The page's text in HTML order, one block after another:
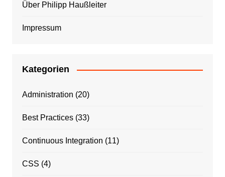
Über Philipp Haußleiter
Impressum
Kategorien
Administration (20)
Best Practices(33)
Continuous Integration (11)
CSS (4)